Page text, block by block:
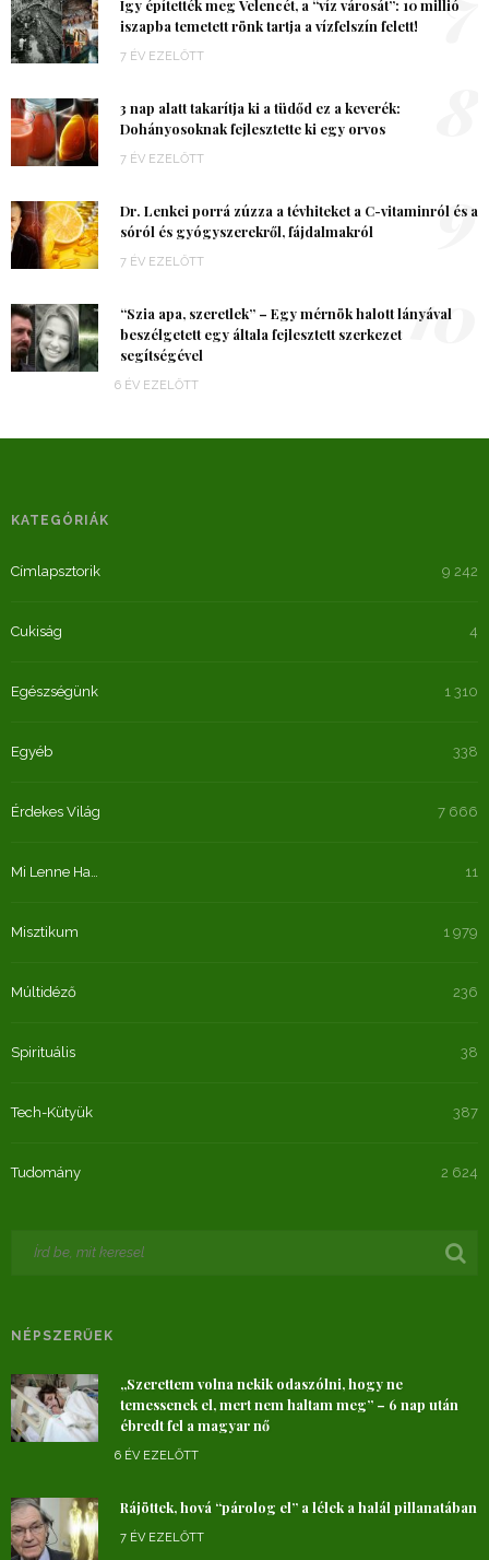
Így építették meg Velencét, a “víz városát”: 10 millió
iszapba temetett rönk tartja a vízfelszín felett!
7 ÉV EZELŐTT
3 nap alatt takarítja ki a tüdőd ez a keverék:
Dohányosoknak fejlesztette ki egy orvos
7 ÉV EZELŐTT
Dr. Lenkei porrá zúzza a tévhiteket a C-vitaminról és a
sóról és gyógyszerekről, fájdalmakról
7 ÉV EZELŐTT
9
“Szia apa, szeretlek” – Egy mérnök halott lányával
beszélgetett egy általa fejlesztett szerkezet
segítségével
6 ÉV EZELŐTT
10
KATEGÓRIÁK
Címlapsztorik 9 242
Cukiság 4
Egészségünk 1 310
Egyéb 338
Érdekes Világ 7 666
Mi Lenne Ha… 11
Misztikum 1 979
Múltidéző 236
Spirituális 38
Tech-Kütyük 387
Tudomány 2 624
NÉPSZERŰEK
„Szerettem volna nekik odaszólni, hogy ne
temessenek el, mert nem haltam meg” – 6 nap után
ébredt fel a magyar nő
6 ÉV EZELŐTT
Rájöttek, hová “párolog el” a lélek a halál pillanatában
7 ÉV EZELŐTT